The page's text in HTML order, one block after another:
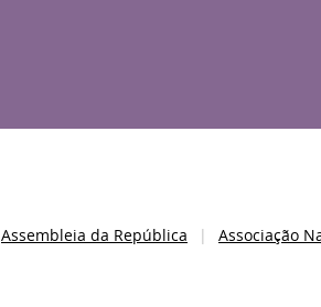
Assembleia da República Associação